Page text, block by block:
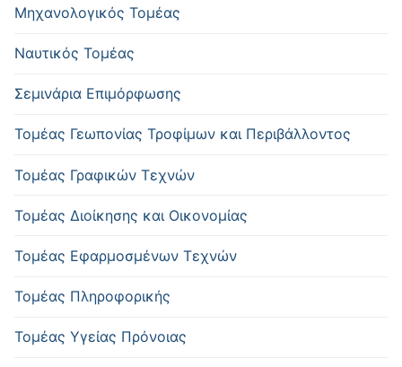
Μηχανολογικός Τομέας
Ναυτικός Τομέας
Σεμινάρια Επιμόρφωσης
Τομέας Γεωπονίας Τροφίμων και Περιβάλλοντος
Τομέας Γραφικών Τεχνών
Τομέας Διοίκησης και Οικονομίας
Τομέας Εφαρμοσμένων Τεχνών
Τομέας Πληροφορικής
Τομέας Υγείας Πρόνοιας